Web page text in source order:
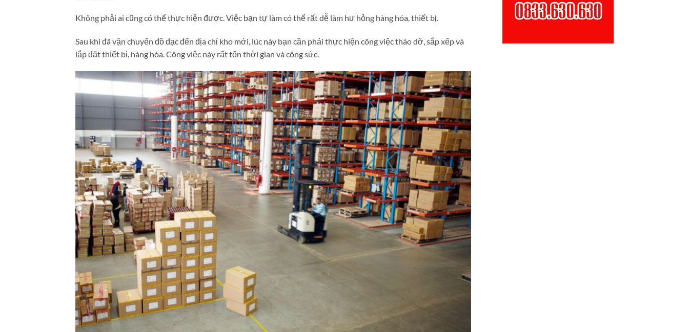
Không phải ai cũng có thể thực hiện được. Việc bạn tự làm có thể rất dễ làm hư hỏng hàng hóa, thiết bị.
Sau khi đã vận chuyển đồ đạc đến địa chỉ kho mới, lúc này bạn cần phải thực hiện công việc tháo dỡ, sắp xếp và
lắp đặt thiết bị, hàng hóa. Công việc này rất tốn thời gian và công sức.